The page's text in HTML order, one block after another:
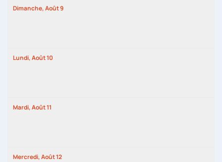
Dimanche,Août9
Lundi,Août10
Mardi,Août11
Mercredi,Août12